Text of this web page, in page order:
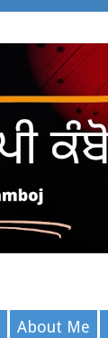
About Me